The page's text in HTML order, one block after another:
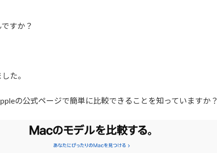
すか？
た。
の公式ページで簡単に比較できることを知っていますか？